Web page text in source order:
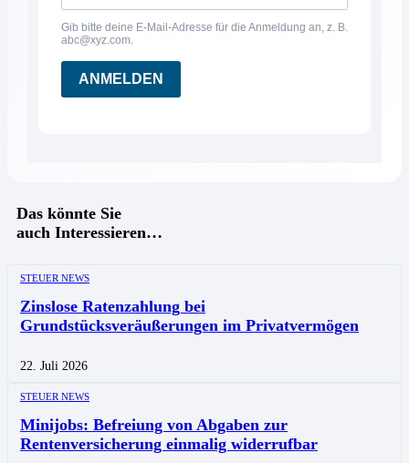
Gib bitte deine E-Mail-Adresse für die Anmeldung an, z. B.
abc@xyz.com.
ANMELDEN
Das könnte Sie
auch Interessieren…
STEUER NEWS
Zinslose Ratenzahlung bei
Grundstücksveräußerungen im Privatvermögen
22. Juli 2026
STEUER NEWS
Minijobs: Befreiung von Abgaben zur
Rentenversicherung einmalig widerrufbar